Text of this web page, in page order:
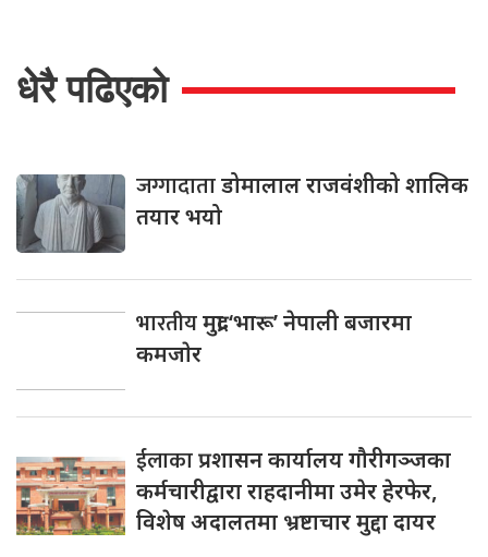
धेरै पढिएको
जग्गादाताडोमालाल राजवंशीको शालिक
तयार भयो
भारतीयमुद्रा ‘भारू’ नेपाली बजारमा
कमजाेर
ईलाकाप्रशासन कार्यालय गौरीगञ्जका
कर्मचारीद्वारा राहदानीमा उमेर हेरफेर,
विशेष अदालतमा भ्रष्टाचार मुद्दा दायर